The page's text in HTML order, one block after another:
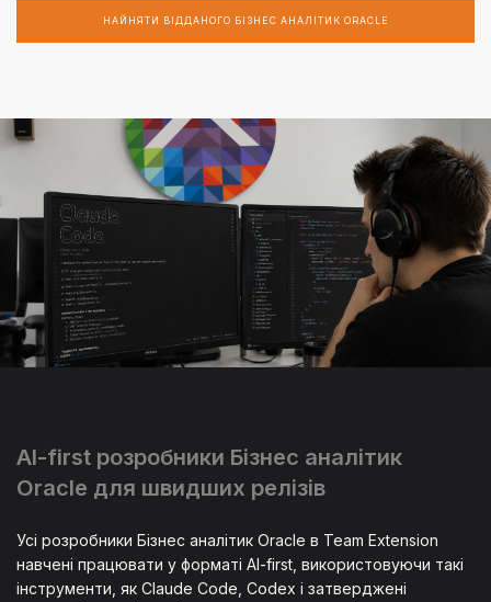
НАЙНЯТИ ВІДДАНОГО БІЗНЕС АНАЛІТИК ORACLE
AI-first розробники Бізнес аналітик
Oracle для швидших релізів
Усі розробники Бізнес аналітик Oracle в Team Extension
навчені працювати у форматі AI-first, використовуючи такі
інструменти, як Claude Code, Codex і затверджені